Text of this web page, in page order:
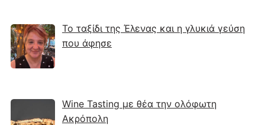
Το ταξίδι της Έλενας και η γλυκιά γεύση
που άφησε
Wine Tasting με θέα την ολόφωτη
Ακρόπολη